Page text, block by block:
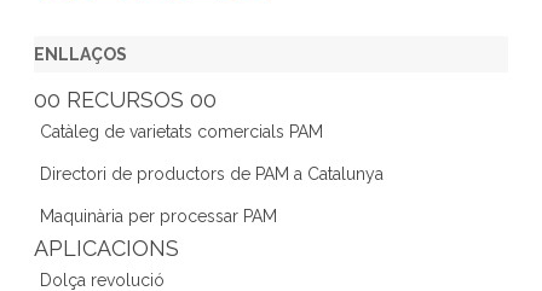
c
e
b
o
o
k
er gr
a
m
dI
n
ENLLAÇOS
00 RECURSOS 00
Catàleg de varietats comercials PAM
Directori de productors de PAM a Catalunya
Maquinària per processar PAM
APLICACIONS
Dolça revolució